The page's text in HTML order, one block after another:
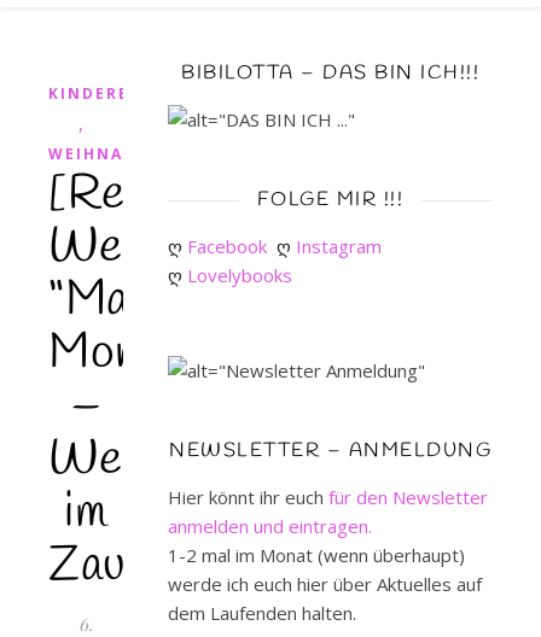
KINDERBUCH
,
WEIHNACHTEN
[Rezension]
Weihnachtstipp!!!
“Maluna
Mondschein
–
Weihnachtswirbel
im
Zauberwald”
6.
BIBILOTTA – DAS BIN ICH!!!
FOLGE MIR !!!
ღ Facebook ღ Instagram
ღ Lovelybooks
NEWSLETTER – ANMELDUNG
Hier könnt ihr euch für den Newsletter
anmelden und eintragen.
1-2 mal im Monat (wenn überhaupt)
werde ich euch hier über Aktuelles auf
dem Laufenden halten.